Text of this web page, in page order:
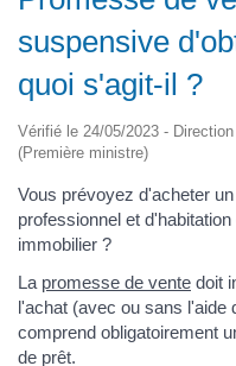
suspensive
quoi s'agit-il ?
Vérifié le 24/05/2023 -
(Première ministre)
Vous prévoyez d'acheter
professionnel et
immobilier ?
La promesse de vente doit
l'achat (avec ou sans l'aide
comprend obligatoirement
de prêt.